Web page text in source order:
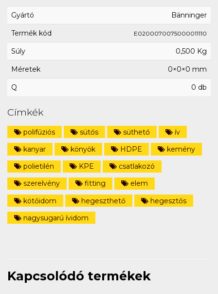
Gyártó Bänninger
Termék kód E0200070075000011110
Súly 0,500 Kg
Méretek 0×0×0 mm
Q 0 db
Címkék
polifúziós sütős süthető
ív
kanyar
könyök HDPE
kemény
polietilén
KPE
csatlakozó
szerelvény
fitting
elem
kötőidom
hegeszthető
hegesztős
nagysugarú ívidom
Kapcsolódó termékek